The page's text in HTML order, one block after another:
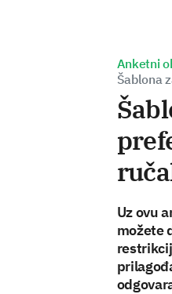
Anketni
Šablona
Uz ovu
možete